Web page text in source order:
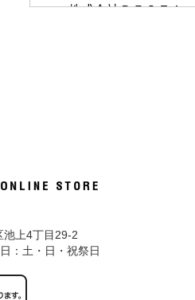
池上4丁目29-2
：土・日・祝祭日